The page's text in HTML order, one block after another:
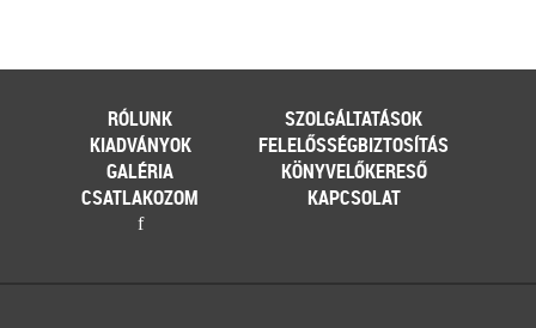
hanem a valódi segítségnyújtás: a
konkrét kérdésekre határozott válasz
leírása – természetesen ez sok esetben
már tartalmaz jogszabályi hivatkozást
is... Ingyenesen letölthető
RÓLUNK
SZOLGÁLTATÁSOK
KIADVÁNYOK
FELELŐSSÉGBIZTOSÍTÁS
GALÉRIA
KÖNYVELŐKERESŐ
CSATLAKOZOM
KAPCSOLAT
f